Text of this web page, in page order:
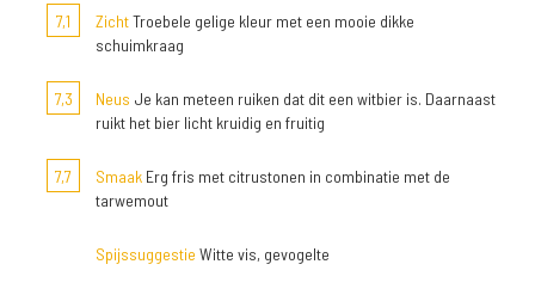
7,1
ZichtTroebele gelige kleur met een mooie dikke
schuimkraag
7,3 Neus Je kan meteen ruiken dat dit een witbier is. Daarnaast
ruikt het bier licht kruidig en fruitig
7,7 Smaak Erg fris met citrustonen in combinatie met de
tarwemout
Spijssuggestie Witte vis, gevogelte